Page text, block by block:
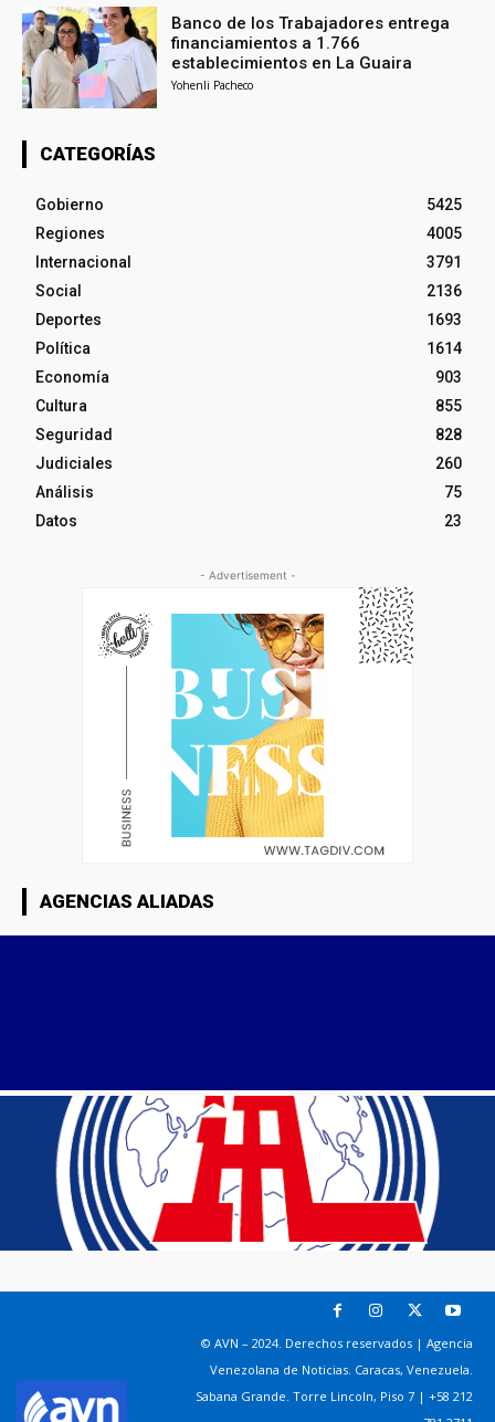
Banco de los Trabajadores entrega
financiamientos a 1.766
establecimientos en La Guaira
Yohenli Pacheco
CATEGORÍAS
Gobierno
5425
Regiones
4005
Internacional
3791
Social
2136
Deportes
1693
Política
1614
Economía
903
Cultura
855
Seguridad
828
Judiciales
260
Análisis
75
Datos
23
- Advertisement -
AGENCIAS ALIADAS
© AVN – 2024. Derechos reservados | Agencia
Venezolana de Noticias. Caracas, Venezuela.
Sabana Grande. Torre Lincoln, Piso 7 | +58 212